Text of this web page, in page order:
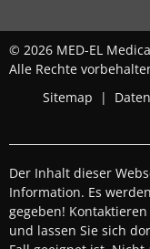
© 2026 MED-EL
Alle Rechte
Sitemap
|
Der Inhalt dieser
Information. Es
gegeben!
und lassen Sie sich